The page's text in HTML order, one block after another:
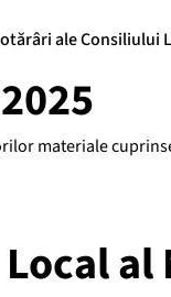
ale Consiliului
materiale